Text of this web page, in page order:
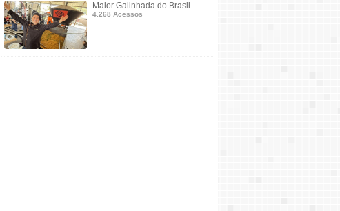
Maior Galinhada do Brasil
4.268 Acessos